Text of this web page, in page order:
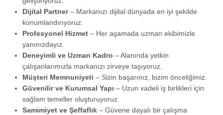
Dijital Partner– Markanızı dijital dünyada en iyi şekilde
konumlandırıyoruz.
Profesyonel Hizmet – Her aşamada uzman ekibimizle
yanınızdayız.
Deneyimli ve Uzman Kadro – Alanında yetkin
çalışanlarımızla markanızı zirveye taşıyoruz.
Müşteri Memnuniyeti – Sizin başarınız, bizim önceliğimiz.
Güvenilir ve Kurumsal Yapı – Uzun vadeli iş birlikleri için
sağlam temeller oluşturuyoruz.
Samimiyet ve Şeffaflık – Güvene dayalı bir çalışma